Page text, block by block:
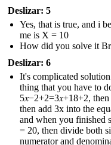
Deslizar: 5
Yes, that is true, and i
me is X = 10
How did you solve it
Deslizar: 6
It's complicated
thing that you have to
5𝑥−2+2=3𝑥+18+2 ,
then add 3x into the
and when you finished
= 20, then divide both
numerator and